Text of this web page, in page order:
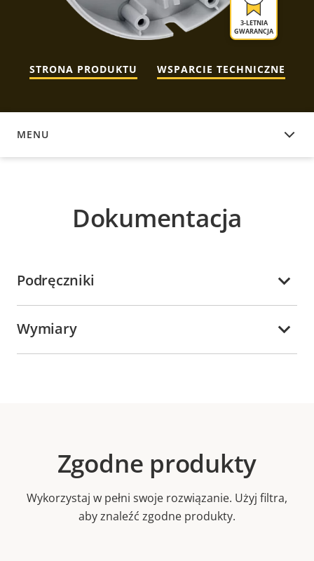
3-LETNIA
GWARANCJA
STRONA PRODUKTU WSPARCIE TECHNICZNE
MENU
DOKUMENTACJA
Dokumentacja
Podręczniki
Wymiary
Zgodne produkty
Wykorzystaj w pełni swoje rozwiązanie. Użyj filtra,
aby znaleźć zgodne produkty.